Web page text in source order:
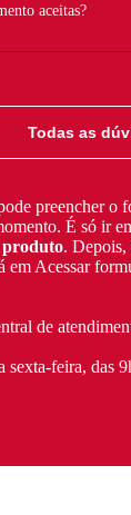
aceitas?
Todas as
preencher o
É só ir
produto. Depois,
em Acessar
de
sexta-feira, das